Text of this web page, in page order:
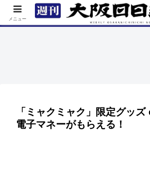
TOP 特集 ニュース 連載
「ミャクミャク」限定グッ
電子マネーがもらえる！
メニュー